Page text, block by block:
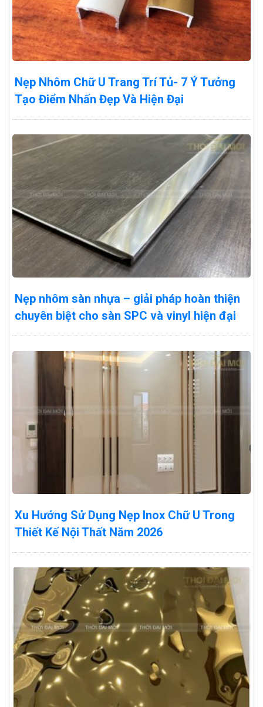
Nẹp Nhôm Chữ U Trang Trí Tủ- 7 Ý Tưởng
Tạo Điểm Nhấn Đẹp Và Hiện Đại
Nẹp nhôm sàn nhựa – giải pháp hoàn thiện
chuyên biệt cho sàn SPC và vinyl hiện đại
Xu Hướng Sử Dụng Nẹp Inox Chữ U Trong
Thiết Kế Nội Thất Năm 2026